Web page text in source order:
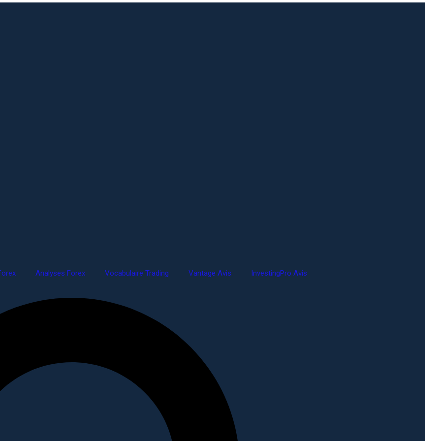
Analyses Forex Vocabulaire Trading Vantage Avis InvestingPro Avis